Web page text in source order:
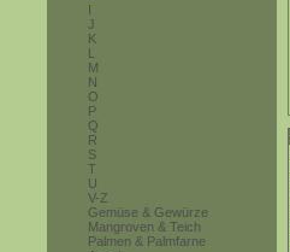
I
J
K
L
M
N
O
P
Q
R
S
T
U
V-Z
Gemüse & Gewürze
Mangroven & Teich
Palmen & Palmfarne